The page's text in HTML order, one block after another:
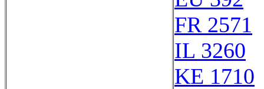
FR 2571
IL 3260
KE 1710